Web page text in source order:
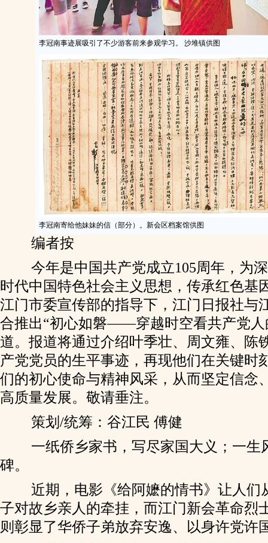
李冠南事迹展吸引了不少游客前来参观学习。 沙堆镇供图
李冠南寄给他妹妹的信（部分）。新会区档案馆供图
编者按
今年是中国共产党成立105周年，为
时代中国特色社会主义思想，传承红色基
江门市委宣传部的指导下，江门日报社与
合推出“初心如磐——穿越时空看共产党人
道。报道将通过介绍叶季壮、周文雍、陈
产党党员的生平事迹，再现他们在关键时
们的初心使命与精神风采，从而坚定信念
高质量发展。敬请垂注。
策划/统筹：谷江民 傅健
一纸侨乡家书，写尽家国大义；一生
碑。
近期，电影《给阿嬷的情书》让人们
子对故乡亲人的牵挂，而江门新会革命烈
则彰显了华侨子弟放弃安逸、以身许党许